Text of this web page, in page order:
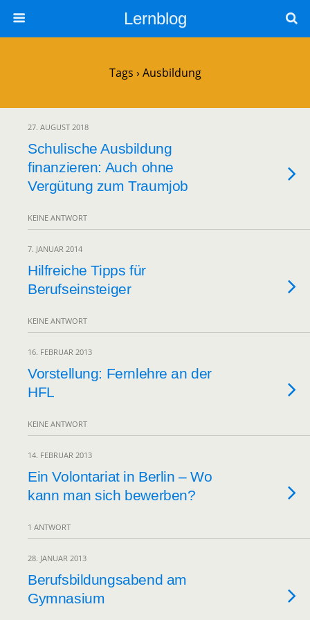
Lernblog
Tags › Ausbildung
27. AUGUST 2018
Schulische Ausbildung
finanzieren: Auch ohne
Vergütung zum Traumjob
KEINE ANTWORT
7. JANUAR 2014
Hilfreiche Tipps für
Berufseinsteiger
KEINE ANTWORT
16. FEBRUAR 2013
Vorstellung: Fernlehre an der
HFL
KEINE ANTWORT
14. FEBRUAR 2013
Ein Volontariat in Berlin – Wo
kann man sich bewerben?
1 ANTWORT
28. JANUAR 2013
Berufsbildungsabend am
Gymnasium